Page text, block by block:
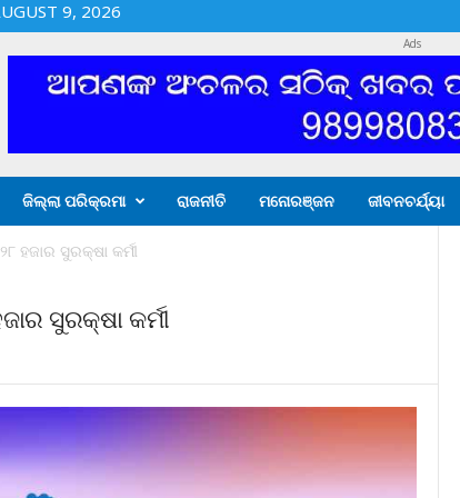
9, 2026
Ads
ଜିଲ୍ଲା ପରିକ୍ରମା ରାଜନୀତି ମନୋରଞ୍ଜନ ଜୀବନଚର୍ଯ୍ୟା
ହଜାର ସୁରକ୍ଷା କର୍ମୀ
ସୁରକ୍ଷା କର୍ମୀ